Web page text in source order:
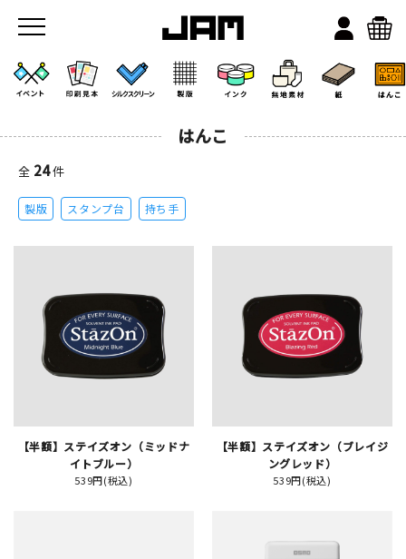
イベント
はんこ
全 24件
製版 スタンプ台 持ち手
【半額】ステイズオン（ミッドナ
イトブルー）
539円(税込)
【半額】ステイズオン（ブレイジ
ングレッド）
539円(税込)